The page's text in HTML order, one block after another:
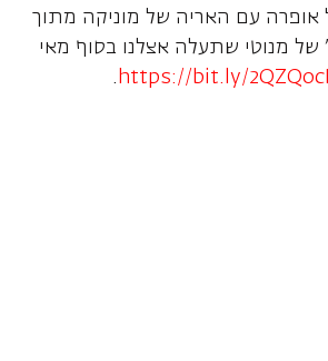
אופרה עם האריה של מוניקה מתוך
מנוטי שתעלה אצלנו בסוף מאי
https://bit.ly/
​.